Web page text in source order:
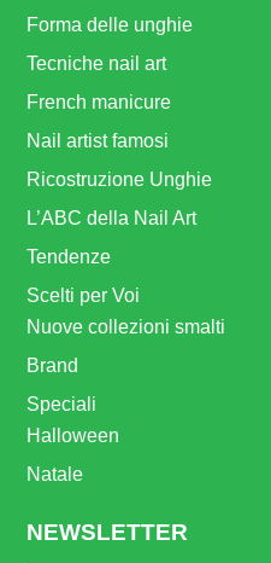
Forma delle unghie
Tecniche nail art
French manicure
Nail artist famosi
Ricostruzione Unghie
L’ABC della Nail Art
Tendenze
Scelti per Voi
Nuove collezioni smalti
Brand
Speciali
Halloween
Natale
NEWSLETTER